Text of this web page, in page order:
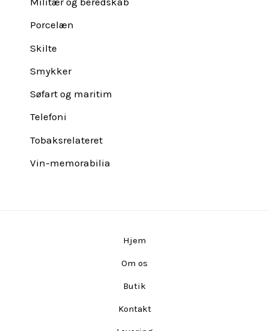
Porcelæn
Skilte
Smykker
Søfart og maritim
Telefoni
Tobaksrelateret
Vin-memorabilia
Hjem
Om os
Butik
Kontakt